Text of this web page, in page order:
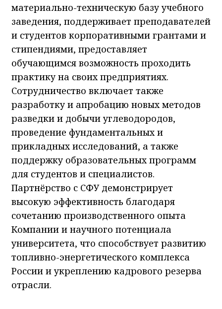
материально-техническую базу учебного
заведения, поддерживает преподавателей
и студентов корпоративными грантами и
стипендиями, предоставляет
обучающимся возможность проходить
практику на своих предприятиях.
Сотрудничество включает также
разработку и апробацию новых методов
разведки и добычи углеводородов,
проведение фундаментальных и
прикладных исследований, а также
поддержку образовательных программ
для студентов и специалистов.
Партнёрство с СФУ демонстрирует
высокую эффективность благодаря
сочетанию производственного опыта
Компании и научного потенциала
университета, что способствует развитию
топливно-энергетического комплекса
России и укреплению кадрового резерва
отрасли.